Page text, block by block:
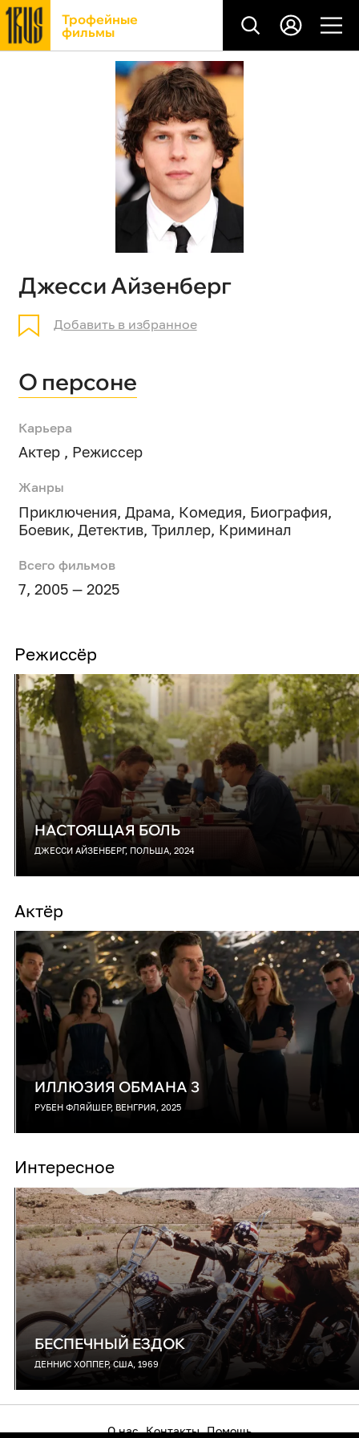
Трофейные
фильмы
Джесси Айзенберг
Добавить в избранное
О персоне
Карьера
Актер , Режиссер
Жанры
Приключения, Драма, Комедия, Биография,
Боевик, Детектив, Триллер, Криминал
Всего фильмов
7, 2005 — 2025
Режиссёр
НАСТОЯЩАЯ БОЛЬ
ДЖЕССИ АЙЗЕНБЕРГ, ПОЛЬША, 2024
Актёр
ИЛЛЮЗИЯ ОБМАНА 3
РУБЕН ФЛЯЙШЕР, ВЕНГРИЯ, 2025
Интересное
БЕСПЕЧНЫЙ ЕЗДОК
ДЕННИС ХОППЕР, США, 1969
О нас Контакты Помощь